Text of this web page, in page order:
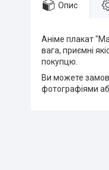
Опис
Аніме плакат
вага, приємні
покупцю.
Ви можете
фотографіями